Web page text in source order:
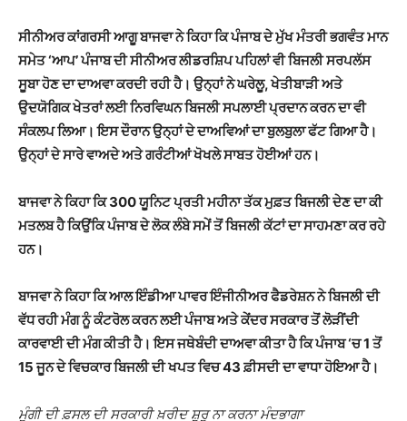
ਸੀਨੀਅਰ ਕਾਂਗਰਸੀ ਆਗੂ ਬਾਜਵਾ ਨੇ ਕਿਹਾ ਕਿ ਪੰਜਾਬ ਦੇ ਮੁੱਖ ਮੰਤਰੀ ਭਗਵੰਤ ਮਾਨ
ਸਮੇਤ ‘ਆਪ’ ਪੰਜਾਬ ਦੀ ਸੀਨੀਅਰ ਲੀਡਰਸ਼ਿਪ ਪਹਿਲਾਂ ਵੀ ਬਿਜਲੀ ਸਰਪਲੱਸ
ਸੂਬਾ ਹੋਣ ਦਾ ਦਾਅਵਾ ਕਰਦੀ ਰਹੀ ਹੈ। ਉਨ੍ਹਾਂ ਨੇ ਘਰੇਲੂ, ਖੇਤੀਬਾੜੀ ਅਤੇ
ਉਦਯੋਗਿਕ ਖੇਤਰਾਂ ਲਈ ਨਿਰਵਿਘਨ ਬਿਜਲੀ ਸਪਲਾਈ ਪ੍ਰਦਾਨ ਕਰਨ ਦਾ ਵੀ
ਸੰਕਲਪ ਲਿਆ। ਇਸ ਦੌਰਾਨ ਉਨ੍ਹਾਂ ਦੇ ਦਾਅਵਿਆਂ ਦਾ ਬੁਲਬੁਲਾ ਫੱਟ ਗਿਆ ਹੈ।
ਉਨ੍ਹਾਂ ਦੇ ਸਾਰੇ ਵਾਅਦੇ ਅਤੇ ਗਰੰਟੀਆਂ ਖੋਖਲੇ ਸਾਬਤ ਹੋਈਆਂ ਹਨ।
ਬਾਜਵਾ ਨੇ ਕਿਹਾ ਕਿ 300 ਯੂਨਿਟ ਪ੍ਰਤੀ ਮਹੀਨਾ ਤੱਕ ਮੁਫ਼ਤ ਬਿਜਲੀ ਦੇਣ ਦਾ ਕੀ
ਮਤਲਬ ਹੈ ਕਿਉਂਕਿ ਪੰਜਾਬ ਦੇ ਲੋਕ ਲੰਬੇ ਸਮੇਂ ਤੋਂ ਬਿਜਲੀ ਕੱਟਾਂ ਦਾ ਸਾਹਮਣਾ ਕਰ ਰਹੇ
ਹਨ।
ਬਾਜਵਾ ਨੇ ਕਿਹਾ ਕਿ ਆਲ ਇੰਡੀਆ ਪਾਵਰ ਇੰਜੀਨੀਅਰ ਫੈਡਰੇਸ਼ਨ ਨੇ ਬਿਜਲੀ ਦੀ
ਵੱਧ ਰਹੀ ਮੰਗ ਨੂੰ ਕੰਟਰੋਲ ਕਰਨ ਲਈ ਪੰਜਾਬ ਅਤੇ ਕੇਂਦਰ ਸਰਕਾਰ ਤੋਂ ਲੋੜੀਂਦੀ
ਕਾਰਵਾਈ ਦੀ ਮੰਗ ਕੀਤੀ ਹੈ। ਇਸ ਜਥੇਬੰਦੀ ਦਾਅਵਾ ਕੀਤਾ ਹੈ ਕਿ ਪੰਜਾਬ ‘ਚ 1 ਤੋਂ
15 ਜੂਨ ਦੇ ਵਿਚਕਾਰ ਬਿਜਲੀ ਦੀ ਖਪਤ ਵਿਚ 43 ਫ਼ੀਸਦੀ ਦਾ ਵਾਧਾ ਹੋਇਆ ਹੈ।
ਮੂੰਗੀ ਦੀ ਫ਼ਸਲ ਦੀ ਸਰਕਾਰੀ ਖ਼ਰੀਦ ਸ਼ੁਰੂ ਨਾ ਕਰਨਾ ਮੰਦਭਾਗਾ